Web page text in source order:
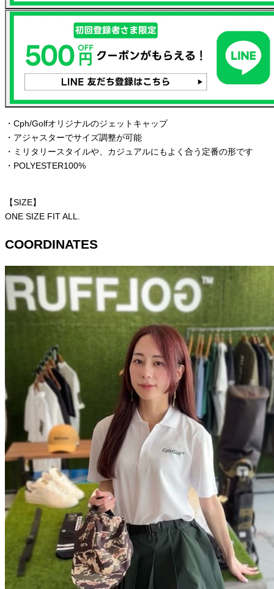
・Cph/Golfオリジナルのジェットキャップ
・アジャスターでサイズ調整が可能
・ミリタリースタイルや、カジュアルにもよく合う定番の形です
・POLYESTER100%
【SIZE】
ONE SIZE FIT ALL.
COORDINATES